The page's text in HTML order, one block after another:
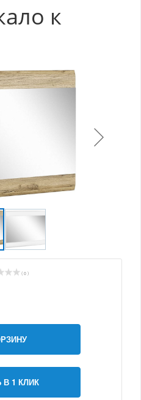
к
( 0 )
В 1 КЛИК